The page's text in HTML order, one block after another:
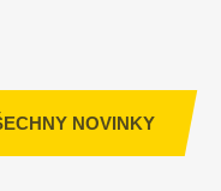
NOVINKY